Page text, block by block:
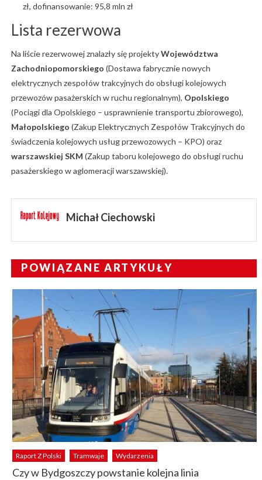
zł, dofinansowanie: 95,8 mln zł
Lista rezerwowa
Na liście rezerwowej znalazły się projektyWojewództwa
Zachodniopomorskiego (Dostawa fabrycznie nowych
elektrycznych zespołów trakcyjnych do obsługi kolejowych
przewozów pasażerskich w ruchu regionalnym), Opolskiego
(Pociągi dla Opolskiego – usprawnienie transportu zbiorowego),
Małopolskiego (Zakup Elektrycznych Zespołów Trakcyjnych do
świadczenia kolejowych usług przewozowych – KPO) oraz
warszawskiej SKM (Zakup taboru kolejowego do obsługi ruchu
pasażerskiego w aglomeracji warszawskiej).
Michał Ciechowski
POWIĄZANE ARTYKUŁY
Raport Z Polski Tramwaje Wydarzenia
Czy w Bydgoszczy powstanie kolejna linia